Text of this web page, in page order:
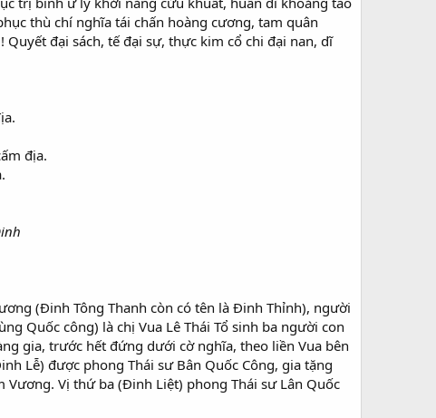
thù chí nghĩa tái chấn hoàng cương, tam quân
đại sách, tế đại sự, thực kim cổ chi đại nan, dĩ
địa.
(Đinh Tông Thanh còn có tên là Đinh Thỉnh), người
Quốc công) là chị Vua Lê Thái Tổ sinh ba người con
gia, trước hết đứng dưới cờ nghĩa, theo liền Vua bên
Lễ) được phong Thái sư Bân Quốc Công, gia tặng
Vị thứ ba (Đinh Liệt) phong Thái sư Lân Quốc